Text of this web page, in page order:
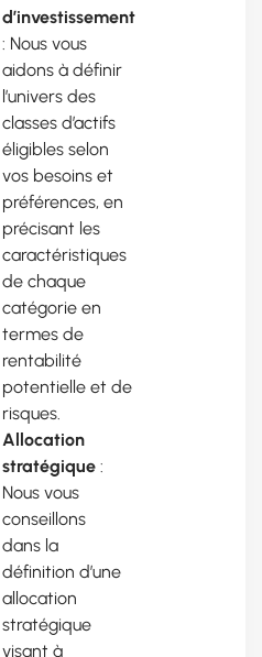
d’investissement
: Nous vous
aidons à définir
l’univers des
classes d’actifs
éligibles selon
vos besoins et
préférences, en
précisant les
caractéristiques
de chaque
catégorie en
termes de
rentabilité
potentielle et de
risques.
Allocation
stratégique:
Nous vous
conseillons
dans la
définition d’une
allocation
stratégique
visant à